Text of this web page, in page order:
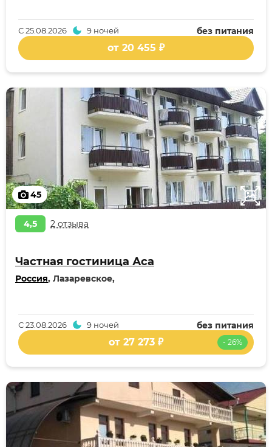
без питания
С25.08.2026 9 ночей
от 20 455 ₽
45
4,5 2 отзыва
Частная гостиница Аса
Россия, Лазаревское,
без питания
С23.08.2026 9 ночей
- 26%
от 27 273 ₽